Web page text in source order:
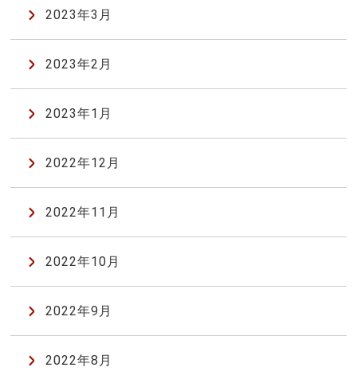
2023年3月
2023年2月
2023年1月
2022年12月
2022年11月
2022年10月
2022年9月
2022年8月